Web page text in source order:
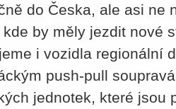
do Česka, ale asi ne
kde by měly jezdit nové
i vozidla regionální
push-pull
jednotek, které jsou